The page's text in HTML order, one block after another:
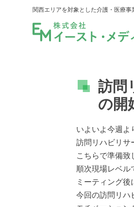
関西エリアを対象とした介護・医療
訪問
の開
いよいよ今週よ
訪問リハビリサ
こちらで準備致
順次現場レベル
ミーティング後
今回の訪問リハ